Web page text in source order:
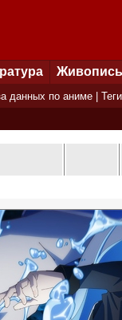
Живопись
данных по аниме Теги